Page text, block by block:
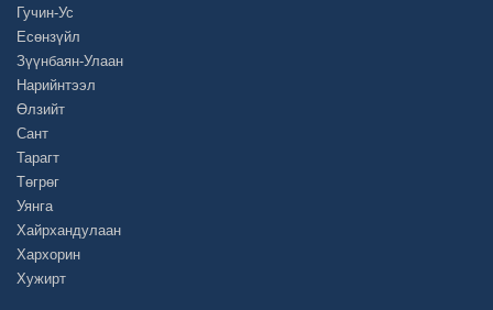
Гучин-Ус
Есөнзүйл
Зүүнбаян-Улаан
Нарийнтээл
Өлзийт
Сант
Тарагт
Төгрөг
Уянга
Хайрхандулаан
Хархорин
Хужирт